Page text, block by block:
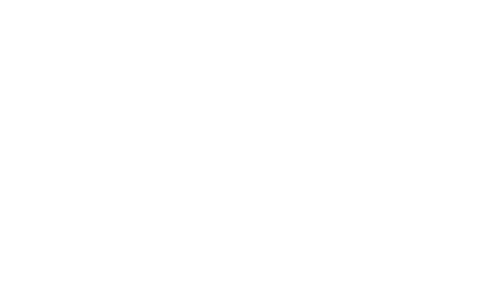
わるはずで